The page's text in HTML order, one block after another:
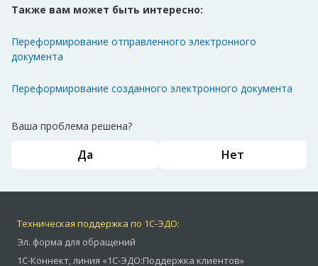
Также вам может быть интересно:
Переформирование отправленного электронного
документа
Переформирование созданного электронного документа
Ваша проблема решена?
Да Нет
Техническая поддержка по 1С-ЭДО:
Эл. форма для обращений
1С-Коннект,линия «1С-ЭДО:Поддержка клиентов»